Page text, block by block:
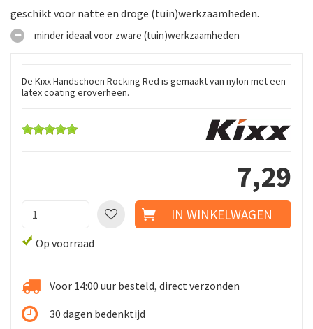
geschikt voor natte en droge (tuin)werkzaamheden.
minder ideaal voor zware (tuin)werkzaamheden
De Kixx Handschoen Rocking Red is gemaakt van nylon met een
latex coating eroverheen.
7,29
Op voorraad
Voor 14:00 uur besteld, direct verzonden
30 dagen bedenktijd